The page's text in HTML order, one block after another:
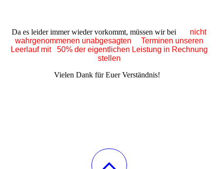
Da es leider immer wieder vorkommt, müssen wir bei nicht
wahrgenommenen unabgesagten Terminen unseren
Leerlaufmit 50% der eigentlichen Leistung in Rechnung
stellen
Vielen Dank für Euer Verständnis!